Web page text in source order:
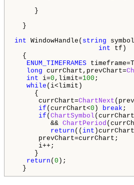
}
}
int WindowHandle( string
int tf)
{
ENUM_TIMEFRAMES
long currChart,prevChart=
int i=0 ,limit=100 ;
while (i<limit)
{
currChart=ChartNext
if (currChart<0 ) break ;
if ( ChartSymbol
&& ChartPeriod
return (( int
prevChart=currChart;
i++;
}
return ( 0 );
}